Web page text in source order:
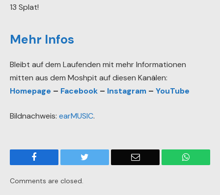
13 Splat!
Mehr Infos
Bleibt auf dem Laufenden mit mehr Informationen
mitten aus dem Moshpit auf diesen Kanälen:
Homepage – Facebook – Instagram – YouTube
Bildnachweis: earMUSIC.
Email
Comments are closed.